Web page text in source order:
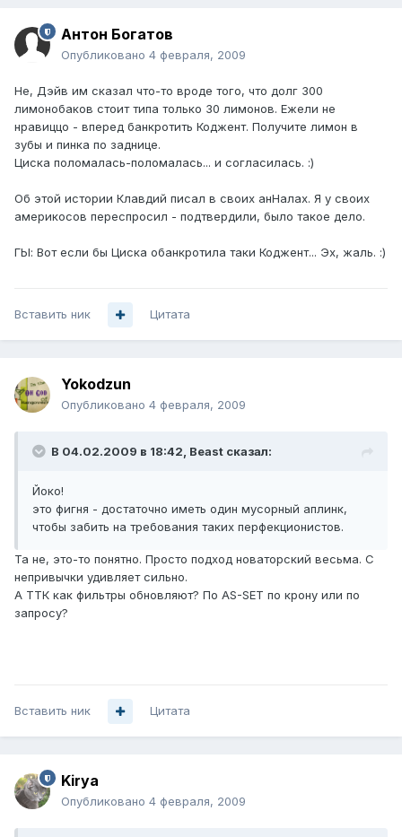
Антон Богатов
Опубликовано 4 февраля, 2009
Не, Дэйв им сказал что-то вроде того, что долг 300
лимонобаков стоит типа только 30 лимонов. Ежели не
нравиццо - вперед банкротить Коджент. Получите лимон в
зубы и пинка по заднице.
Циска поломалась-поломалась... и согласилась. :)
Об этой истории Клавдий писал в своих анНалах. Я у своих
америкосов переспросил - подтвердили, было такое дело.
ГЫ: Вот если бы Циска обанкротила таки Коджент... Эх, жаль. :)
Вставить ник Цитата
Yokodzun
Опубликовано 4 февраля, 2009
В 04.02.2009 в 18:42, Beast сказал:
Йоко!
это фигня - достаточно иметь один мусорный аплинк,
чтобы забить на требования таких перфекционистов.
Та не, это-то понятно. Просто подход новаторский весьма. С
непривычки удивляет сильно.
А ТТК как фильтры обновляют? По AS-SET по крону или по
запросу?
Вставить ник Цитата
Kirya
Опубликовано 4 февраля, 2009